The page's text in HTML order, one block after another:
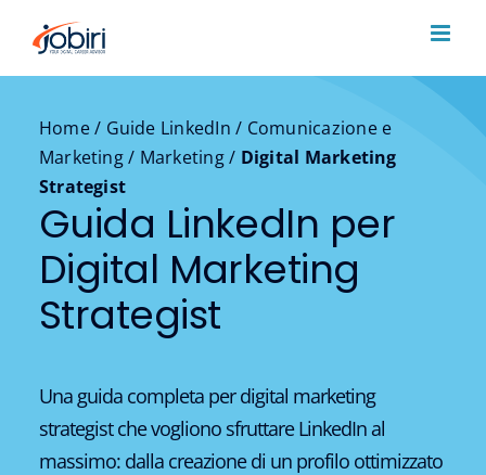
contenuto
Home/ Guide LinkedIn / Comunicazione e
Marketing/ Marketing/ Digital Marketing
Strategist
Guida LinkedIn per
Digital Marketing
Strategist
Una guida completa per digital marketing
strategist che vogliono sfruttare LinkedIn al
massimo: dalla creazione di un profilo ottimizzato